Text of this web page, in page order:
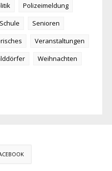
Polizeimeldung
Schule
Senioren
Veranstaltungen
Weihnachten